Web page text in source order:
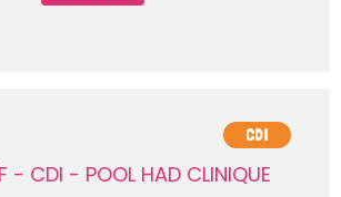
CDI
CDI - POOL HAD CLINIQUE